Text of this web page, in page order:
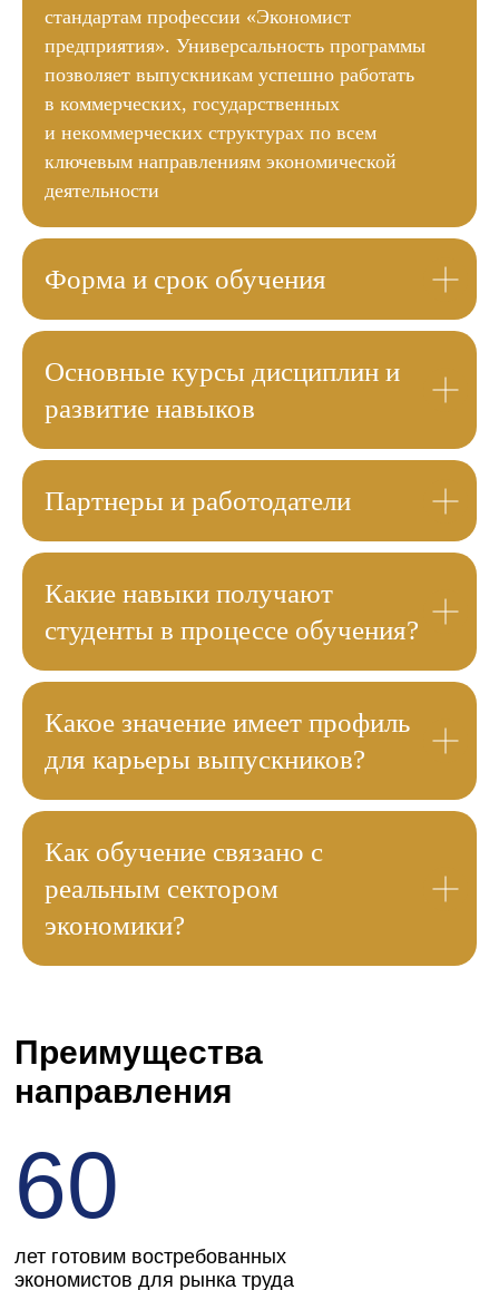
стандартам профессии «Экономист
предприятия». Универсальность программы
позволяет выпускникам успешно работать
в коммерческих, государственных
и некоммерческих структурах по всем
ключевым направлениям экономической
деятельности
Форма и срок обучения
Основные курсы дисциплин и
развитие навыков
Партнеры и работодатели
Какие навыки получают
студенты в процессе обучения?
Какое значение имеет профиль
для карьеры выпускников?
Как обучение связано с
реальным сектором
экономики?
Преимущества
направления
60
лет готовим востребованных
экономистов для рынка труда
30
9000
подготовленных специалистов высшей
92%
выпускников